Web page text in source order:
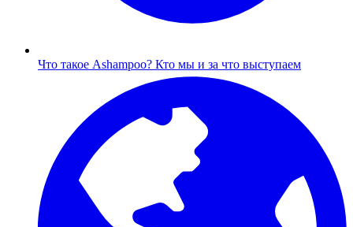
Что такое Ashampoo? Кто мы и за что выступаем